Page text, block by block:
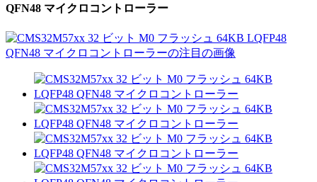
QFN48 マイクロコントローラー